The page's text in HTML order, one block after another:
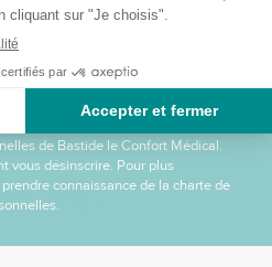
de Bastide le Confort Médical.
vous désinscrire. Pour plus
connaissance de la charte de